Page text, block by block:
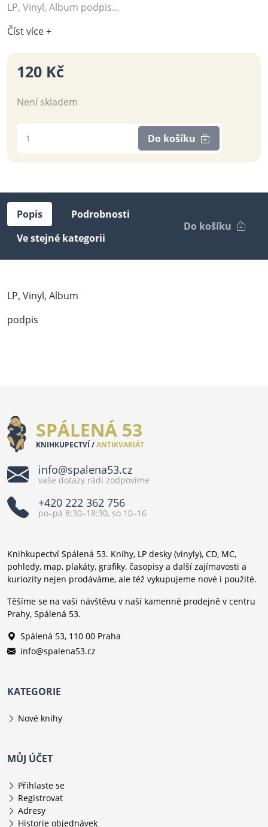
LP, Vinyl, Album podpis...
Číst více +
120 Kč
Není skladem
Do košíku
Popis
Podrobnosti
Ve stejné kategorii
Do košíku
LP, Vinyl, Album
podpis
SPÁLENÁ 53
KNIHKUPECTVÍ /ANTIKVARIÁT
info@spalena53.cz
vaše dotazy rádi zodpovíme
+420 222 362 756
po–pá 8:30–18:30, so 10–16
Knihkupectví Spálená 53. Knihy, LP desky (vinyly), CD, MC,
pohledy, map, plakáty, grafiky, časopisy a další zajímavosti a
kuriozity nejen prodáváme, ale též vykupujeme nové i použité.
Těšíme se na vaši návštěvu v naší kamenné prodejně v centru
Prahy, Spálená 53.
Spálená 53, 110 00 Praha
info@spalena53.cz
KATEGORIE
Nové knihy
MŮJ ÚČET
Přihlaste se
Registrovat
Adresy
Historie objednávek